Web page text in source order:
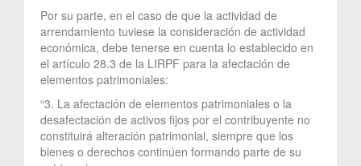
Por su parte, en el caso de que la actividad de
arrendamiento tuviese la consideración de actividad
económica, debe tenerse en cuenta lo establecido en
el artículo 28.3 de la LIRPF para la afectación de
elementos patrimoniales:
“3. La afectación de elementos patrimoniales o la
desafectación de activos fijos por el contribuyente no
constituirá alteración patrimonial, siempre que los
bienes o derechos continúen formando parte de su